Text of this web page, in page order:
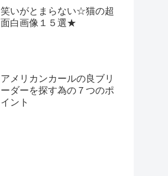
笑いがとまらない☆猫の超
面白画像１５選★
アメリカンカールの良ブリ
ーダーを探す為の７つのポ
イント